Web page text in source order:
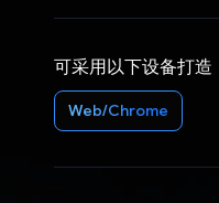
可采用以下设备打造
Web/Chrome